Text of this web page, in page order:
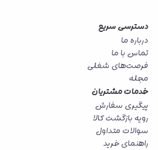
دسترسی سریع
درباره ما
تماس با ما
فرصت‌های شغلی
مجله
خدمات مشتریان
پیگیری سفارش
رویه بازگشت کالا
سوالات متداول
راهنمای خرید